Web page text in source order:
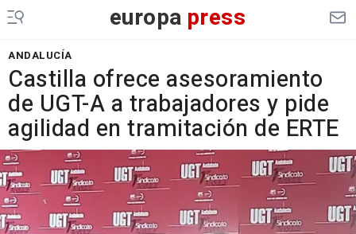
europa press
ANDALUCÍA
Castilla ofrece asesoramiento
de UGT-A a trabajadores y pide
agilidad en tramitación de ERTE